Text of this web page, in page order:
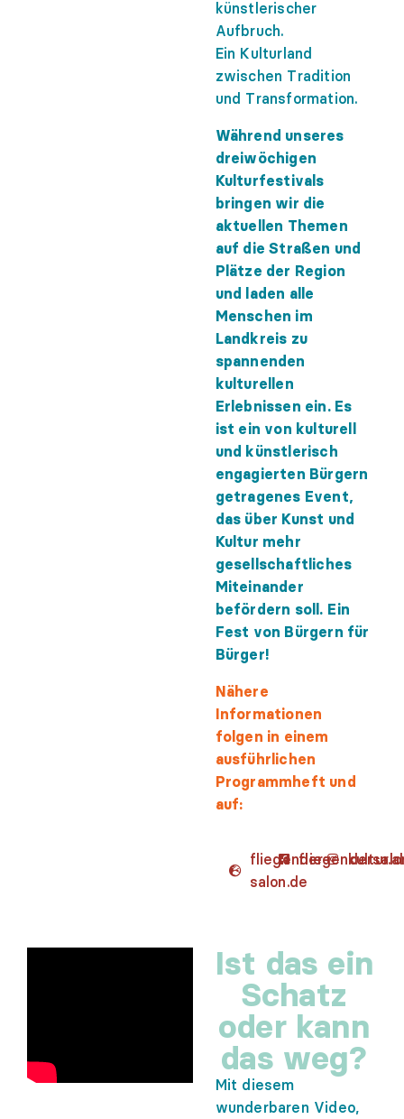
künstlerischer
Aufbruch.
Ein Kulturland
zwischen Tradition
und Transformation.
Während unseres
dreiwöchigen
Kulturfestivals
bringen wir die
aktuellen Themen
auf die Straßen und
Plätze der Region
und laden alle
Menschen im
Landkreis zu
spannenden
kulturellen
Erlebnissen ein. Es
ist ein von kulturell
und künstlerisch
engagierten Bürgern
getragenes Event,
das über Kunst und
Kultur mehr
gesellschaftliches
Miteinander
befördern soll. Ein
Fest von Bürgern für
Bürger!
Nähere
Informationen
folgen in einem
ausführlichen
Programmheft und
auf:
fliegender-
salon.de
Ist das ein
Schatz
oder kann
das weg?
Mit diesem
wunderbaren Video,